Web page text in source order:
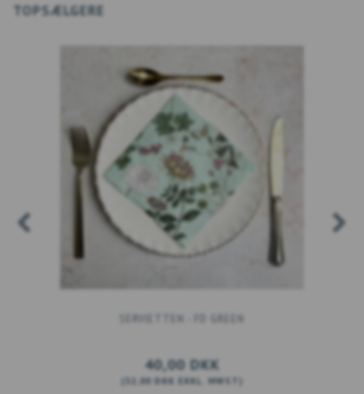
TOPSÆLGERE
SERVIETTEN - FD GREEN
40,00 DKK
32,00 DKK EXKL. MWST